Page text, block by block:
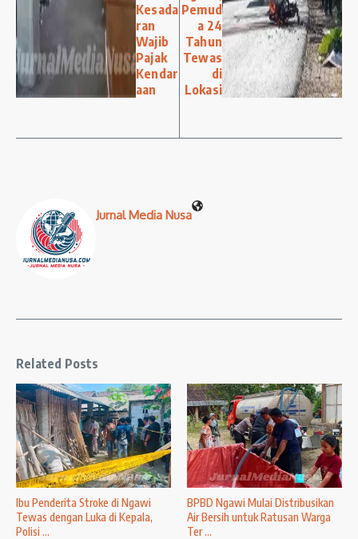
Kesada
ran
Wajib
Pajak
Kendar
aan
Pemud
a 24
Tahun
Tewas
di
Lokasi
Jurnal Media Nusa
Related Posts
Ibu Penderita Stroke di Ngawi
Tewas dengan Luka di Kepala,
Polisi ...
BPBD Ngawi Mulai Distribusikan
Air Bersih untuk Ratusan Warga
Ter ...